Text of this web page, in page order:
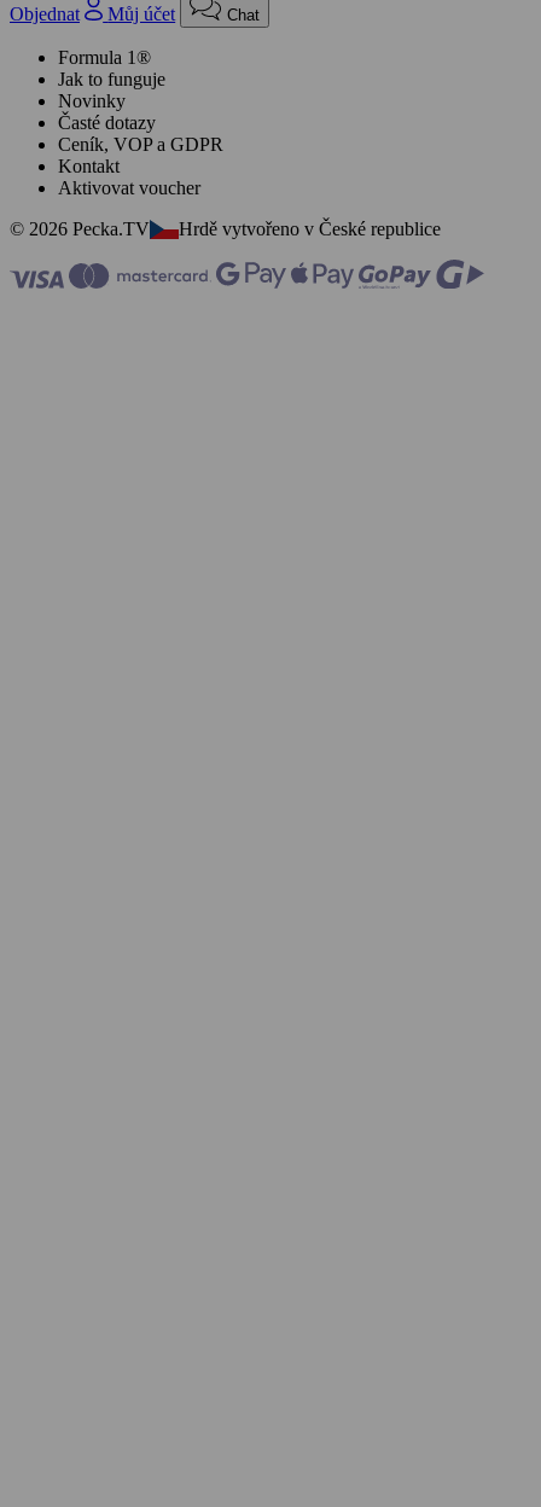
Objednat
Můj účet Chat
Formula 1®
Jak to funguje
Novinky
Časté dotazy
Ceník, VOP a GDPR
Kontakt
Aktivovat voucher
© 2026 Pecka.TV
Hrdě vytvořeno v České republice